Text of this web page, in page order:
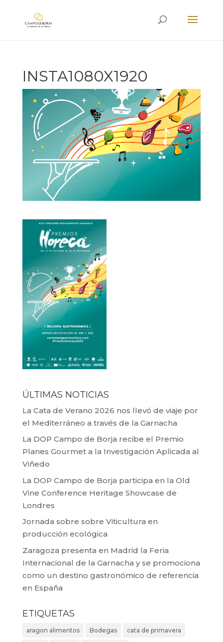
INSTA1080X1920
ÚLTIMAS NOTICIAS
La Cata de Verano 2026 nos llevó de viaje por
el Mediterráneo a través de la Garnacha
La DOP Campo de Borja recibe el Premio
Planes Gourmet a la Investigación Aplicada al
Viñedo
La DOP Campo de Borja participa en la Old
Vine Conference Heritage Showcase de
Londres
Jornada sobre sobre Viticultura en
producción ecológica
Zaragoza presenta en Madrid la Feria
Internacional de la Garnacha y se promociona
como un destino gastronómico de referencia
en España
ETIQUETAS
aragon alimentos Bodegas cata de primavera